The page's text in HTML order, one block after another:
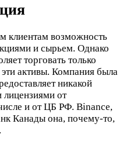
клиентам возможность
и сырьем. Однако
торговать только
активы. Компания была
никакой
от
и от ЦБ РФ. Binance,
Канады она, почему-то,